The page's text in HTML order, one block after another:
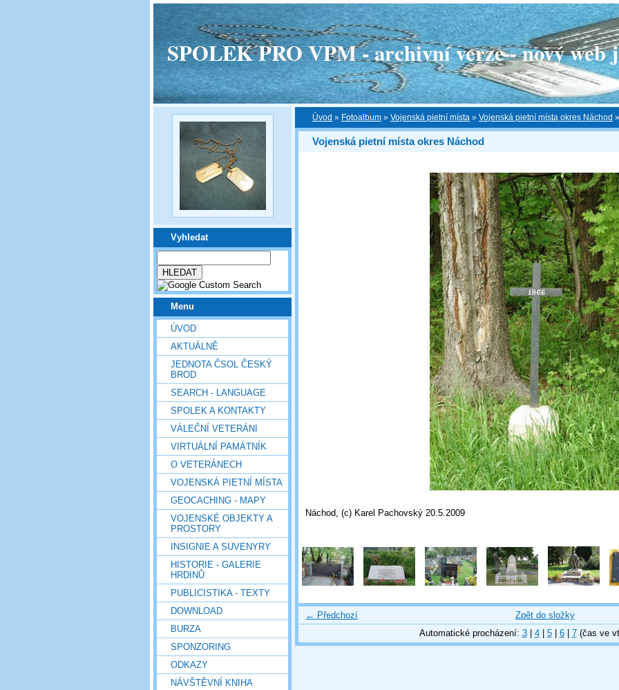
SPOLEK PRO VPM - archivní verze - nový web
Vyhledat
Menu
ÚVOD
AKTUÁLNĚ
JEDNOTA ČSOL ČESKÝ
BROD
SEARCH - LANGUAGE
SPOLEK A KONTAKTY
VÁLEČNÍ VETERÁNI
VIRTUÁLNÍ PAMÁTNÍK
O VETERÁNECH
VOJENSKÁ PIETNÍ MÍSTA
GEOCACHING - MAPY
VOJENSKÉ OBJEKTY A
PROSTORY
INSIGNIE A SUVENYRY
HISTORIE - GALERIE
HRDINŮ
PUBLICISTIKA - TEXTY
DOWNLOAD
BURZA
SPONZORING
ODKAZY
NÁVŠTĚVNÍ KNIHA
Úvod » Fotoalbum » Vojenská pietní místa » Vojenská pietní místa okres Náchod »
Vojenská pietní místa okres Náchod
Náchod, (c) Karel Pachovský 20.5.2009
← Předchozí
Zpět do složky
Automatické procházení: 3| 4| 5| 6| 7(čas ve